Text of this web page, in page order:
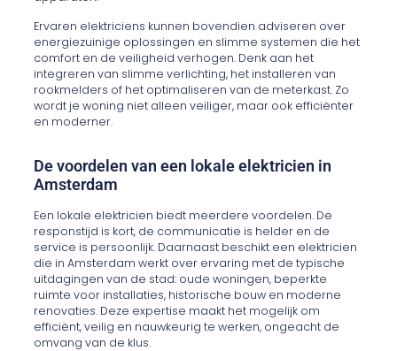
Ervaren elektriciens kunnen bovendien adviseren over
energiezuinige oplossingen en slimme systemen die het
comfort en de veiligheid verhogen. Denk aan het
integreren van slimme verlichting, het installeren van
rookmelders of het optimaliseren van de meterkast. Zo
wordt je woning niet alleen veiliger, maar ook efficiënter
en moderner.
De voordelen van een lokale elektricien in
Amsterdam
Een lokale elektricien biedt meerdere voordelen. De
responstijd is kort, de communicatie is helder en de
service is persoonlijk. Daarnaast beschikt een elektricien
die in Amsterdam werkt over ervaring met de typische
uitdagingen van de stad: oude woningen, beperkte
ruimte voor installaties, historische bouw en moderne
renovaties. Deze expertise maakt het mogelijk om
efficiënt, veilig en nauwkeurig te werken, ongeacht de
omvang van de klus.